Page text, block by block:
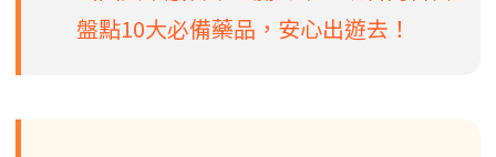
盤點10大必備藥品，安心出遊去！